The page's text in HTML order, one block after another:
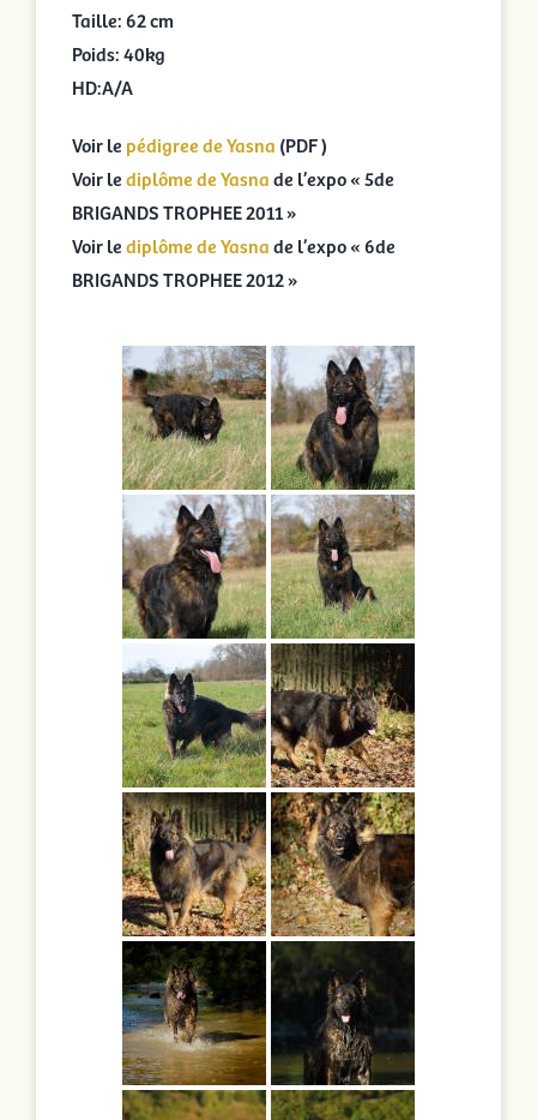
Taille: 62 cm
Poids: 40kg
HD:A/A
Voir le pédigree de Yasna (PDF )
Voir lediplôme de Yasnade l’expo « 5de
BRIGANDS TROPHEE 2011 »
Voir lediplôme de Yasnade l’expo « 6de
BRIGANDS TROPHEE 2012 »